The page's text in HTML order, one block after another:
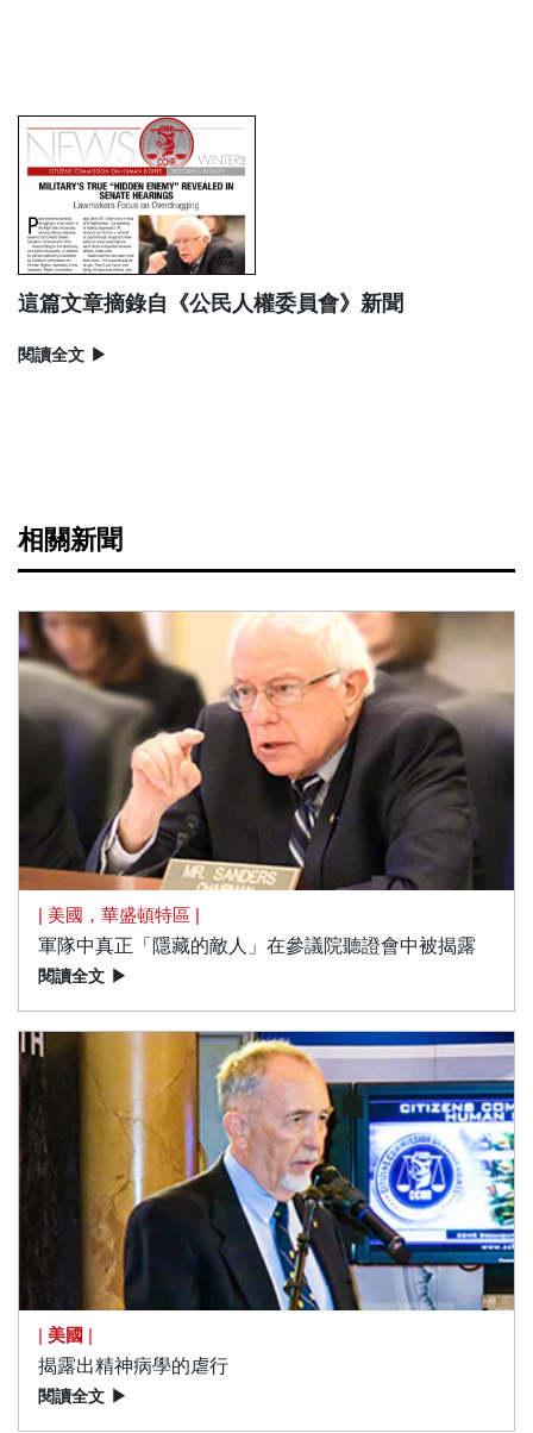
這篇文章摘錄自《公民人權委員會》新聞
閱讀全文 ▶
相關新聞
| 美國，華盛頓特區 |
軍隊中真正「隱藏的敵人」在參議院聽證會中被揭露
閱讀全文 ▶
| 美國 |
揭露出精神病學的虐行
閱讀全文 ▶